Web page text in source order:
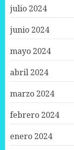
julio 2024
junio 2024
mayo 2024
abril 2024
marzo 2024
febrero 2024
enero 2024